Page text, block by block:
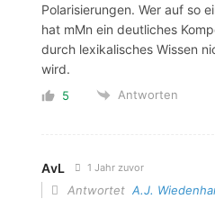
Polarisierungen. Wer auf so
hat mMn ein deutliches
durch lexikalisches Wissen
wird.
5 Antworten
AvL 1 Jahr zuvor
Antwortet A.J.